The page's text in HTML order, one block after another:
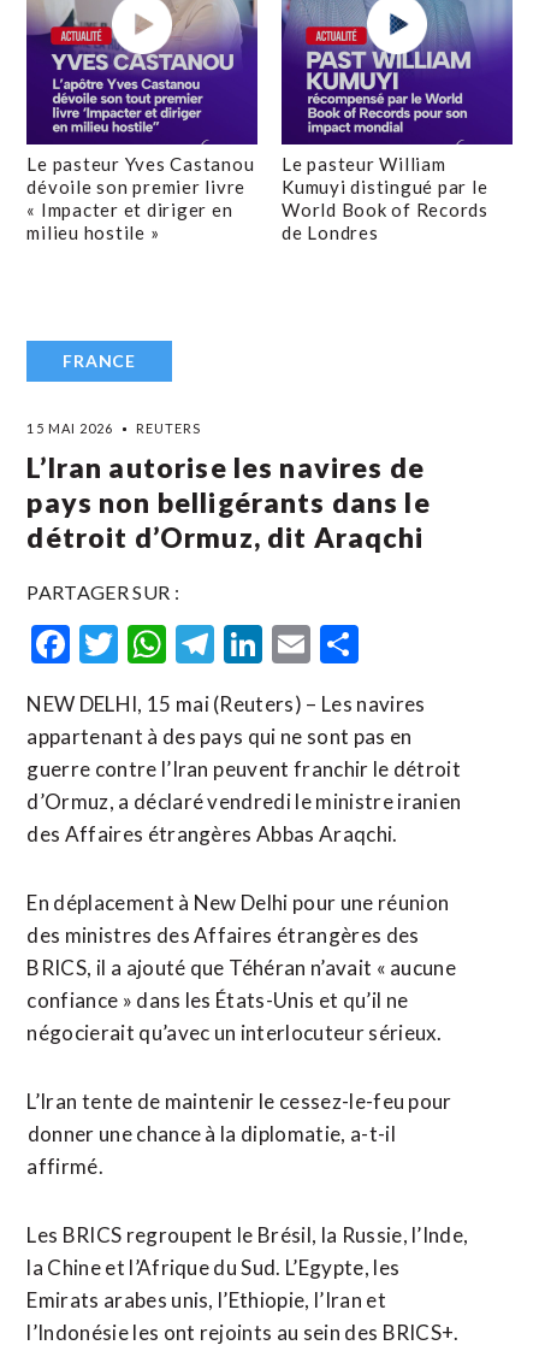
Le pasteur Yves Castanou
dévoile son premier livre
« Impacter et diriger en
milieu hostile »
Le pasteur William
Kumuyi distingué par le
World Book of Records
de Londres
FRANCE
15 MAI 2026 REUTERS
L’Iran autorise les navires de
pays non belligérants dans le
détroit d’Ormuz, dit Araqchi
PARTAGER SUR :
Facebook
Twitter
WhatsApp
Telegram
LinkedIn
Email
NEW DELHI, 15 mai (Reuters) – Les navires
appartenant à des pays qui ne sont pas ​en
‌guerre contre ​l’Iran ⁠peuvent franchir le détroit
d’Ormuz, ‌a ‌déclaré vendredi le ministre iranien
des Affaires étrangères Abbas ​Araqchi.
En déplacement à New Delhi pour une réunion
des ministres des Affaires étrangères des
BRICS, ⁠il a ajouté que ⁠Téhéran n’avait « aucune
confiance » dans les États-Unis et qu’il ne
négocierait qu’avec un interlocuteur sérieux.
L’Iran ⁠tente de ‌maintenir le cessez-le-feu pour
⁠donner une chance ​à ​la diplomatie, a-t-il
affirmé.
Les BRICS regroupent ​le Brésil, la Russie, l’Inde,
‌la Chine ​et l’Afrique du Sud. L’Egypte, ​les
Emirats arabes unis, l’Ethiopie, l’Iran et
l’Indonésie les ont rejoints au sein des BRICS+.